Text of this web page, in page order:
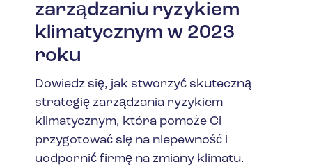
Germany
India
Korea
Netherlands
New Zealand
South Africa
zarządzaniu ryzykiem
klimatycznym w 2023
roku
Dowiedz się, jak stworzyć skuteczną
strategię zarządzania ryzykiem
klimatycznym, która pomoże Ci
przygotować się na niepewność i
uodpornić firmę na zmiany klimatu.